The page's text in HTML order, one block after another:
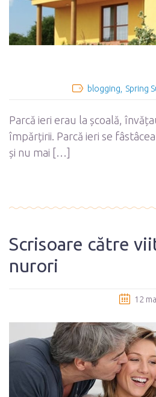
blogging Spring
Parcă ieri erau la școală,
împărțirii. Parcă ieri se
și nu mai […]
Scrisoare către
nurori
12